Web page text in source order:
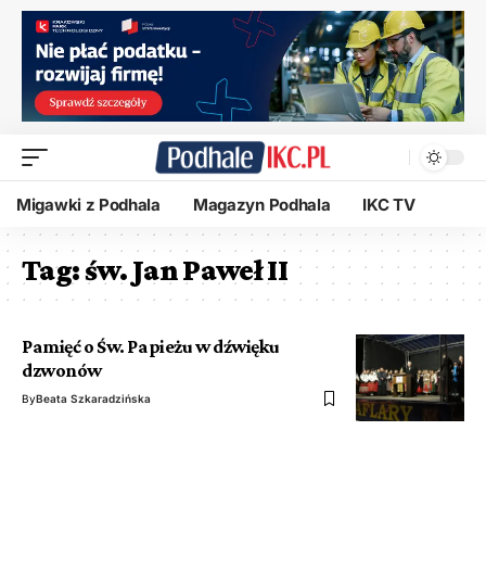
Migawki z Podhala Magazyn Podhala IKC TV
Tag:św. Jan Paweł II
Pamięć o Św. Papieżu w dźwięku
dzwonów
ByBeata Szkaradzińska